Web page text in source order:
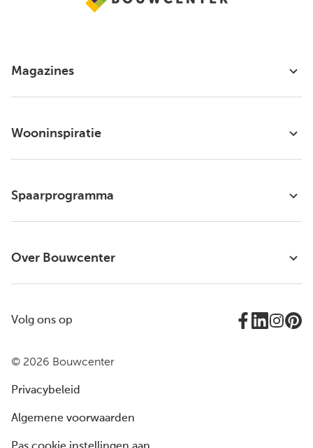
Magazines
Wooninspiratie
Spaarprogramma
Over Bouwcenter
© 2026 Bouwcenter
Privacybeleid
Algemene voorwaarden
Volg ons op